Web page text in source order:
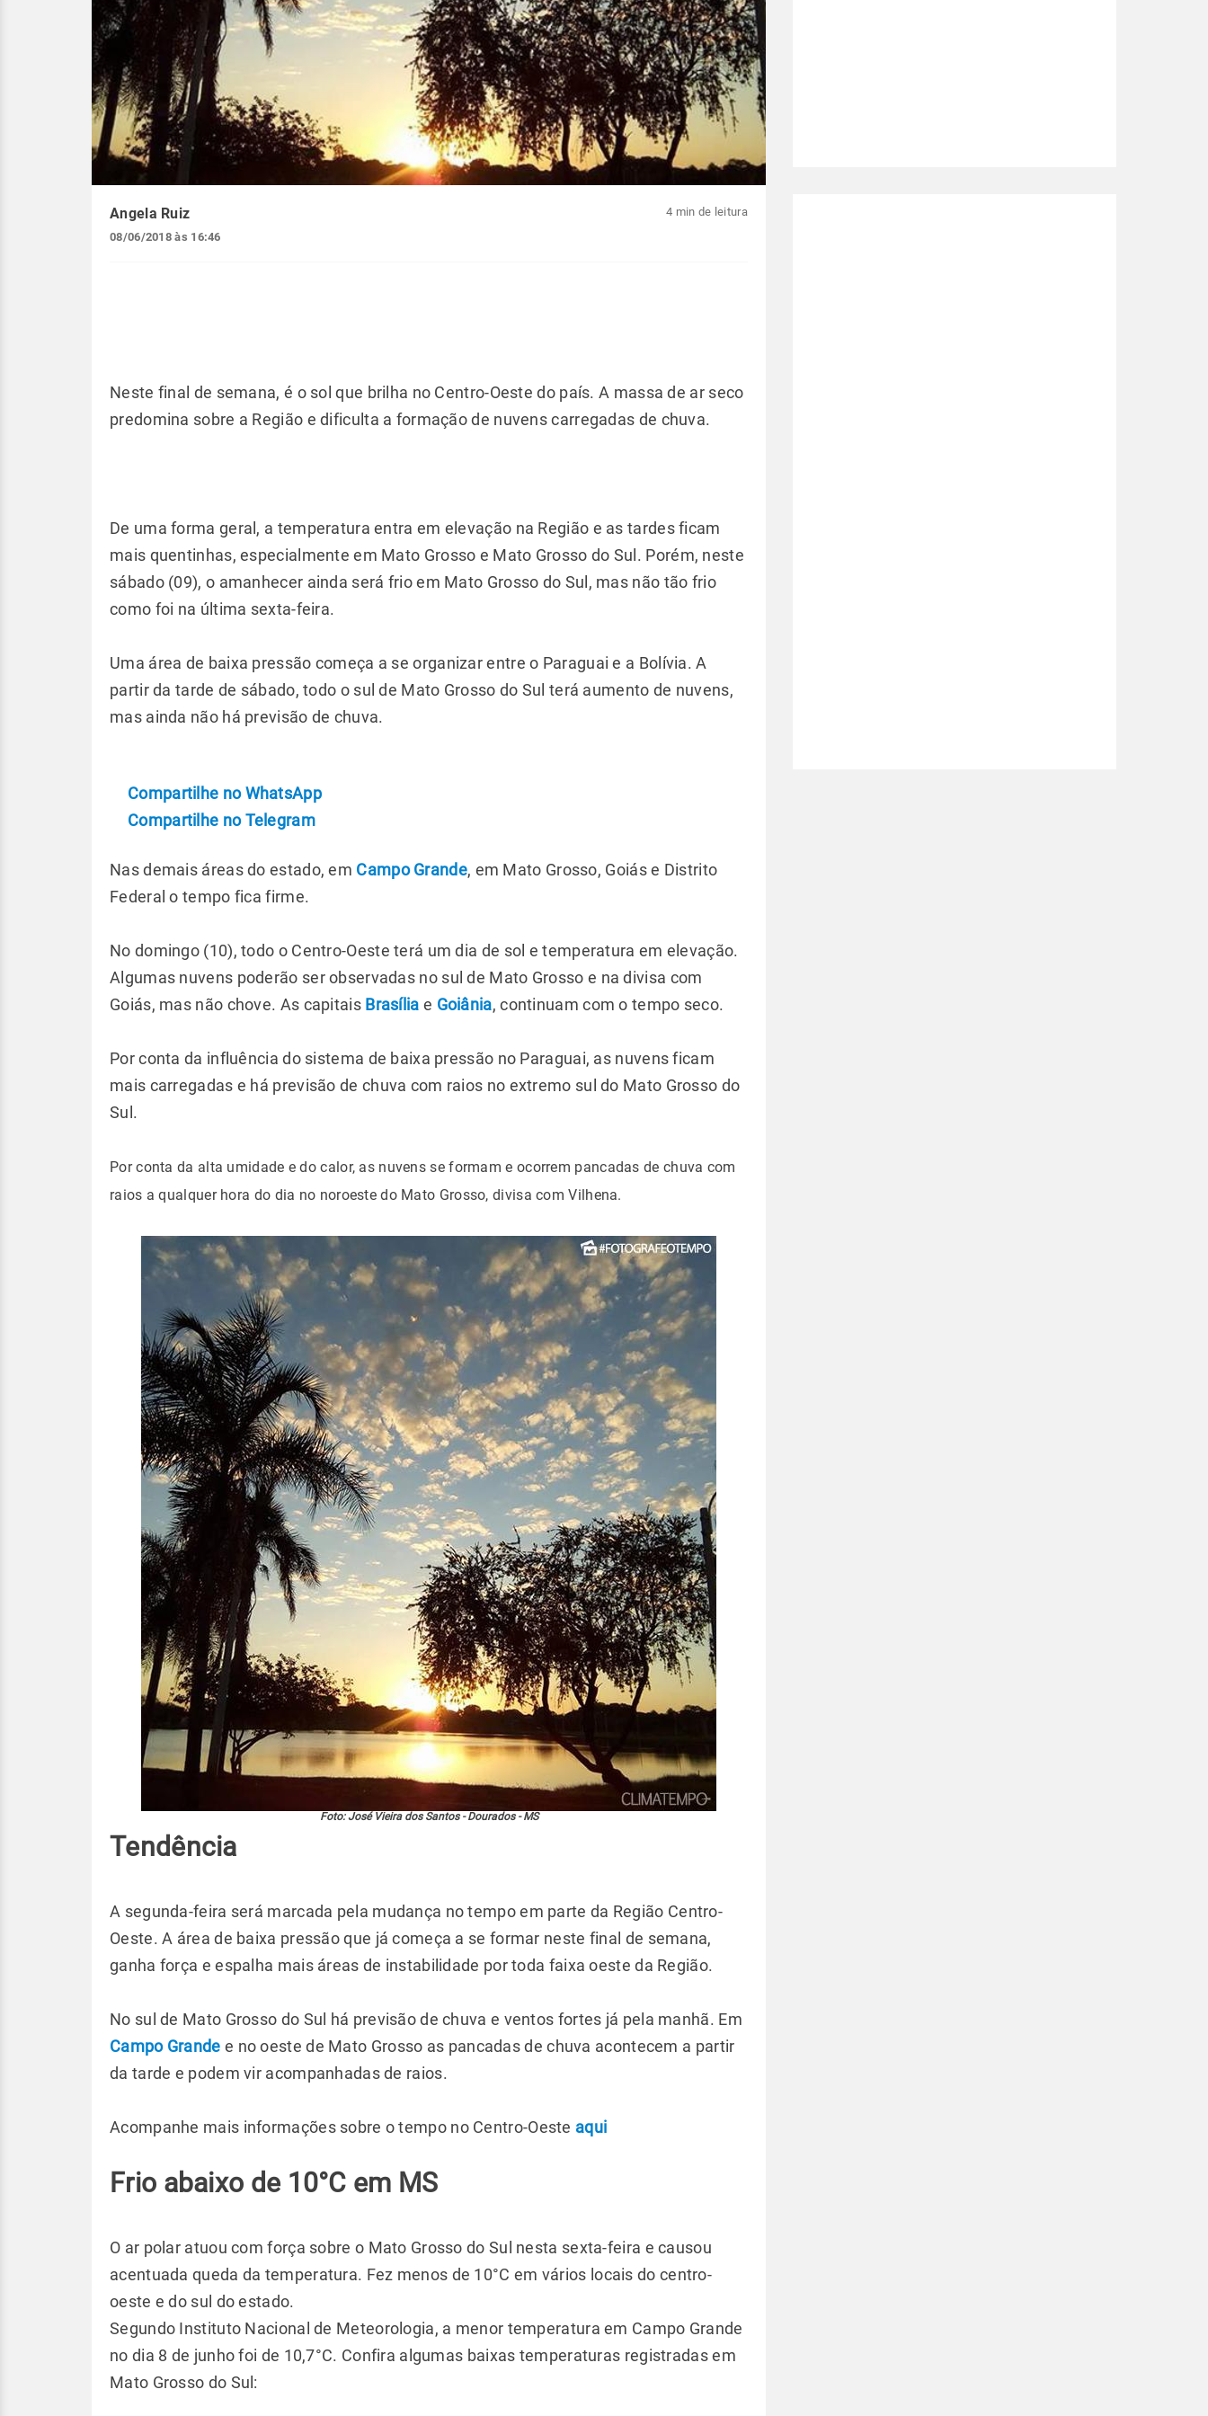
Angela Ruiz
08/06/2018 às 16:46
4 min de leitura
Neste final de semana, é o sol que brilha no Centro-Oeste do país. A massa de ar seco
predomina sobre a Região e dificulta a formação de nuvens carregadas de chuva.
De uma forma geral, a temperatura entra em elevação na Região e as tardes ficam
mais quentinhas, especialmente em Mato Grosso e Mato Grosso do Sul. Porém, neste
sábado (09), o amanhecer ainda será frio em Mato Grosso do Sul, mas não tão frio
como foi na última sexta-feira.
Uma área de baixa pressão começa a se organizar entre o Paraguai e a Bolívia. A
partir da tarde de sábado, todo o sul de Mato Grosso do Sul terá aumento de nuvens,
mas ainda não há previsão de chuva.
Compartilhe no WhatsApp
Compartilhe no Telegram
Nas demais áreas do estado, em Campo Grande, em Mato Grosso, Goiás e Distrito
Federal o tempo fica firme.
No domingo (10), todo o Centro-Oeste terá um dia de sol e temperatura em elevação.
Algumas nuvens poderão ser observadas no sul de Mato Grosso e na divisa com
Goiás, mas não chove. As capitais Brasília e Goiânia, continuam com o tempo seco.
Por conta da influência do sistema de baixa pressão no Paraguai, as nuvens ficam
mais carregadas e há previsão de chuva com raios no extremo sul do Mato Grosso do
Sul.
Por conta da alta umidade e do calor, as nuvens se formam e ocorrem pancadas de chuva com
raios a qualquer hora do dia no noroeste do Mato Grosso, divisa com Vilhena.
Foto: José Vieira dos Santos - Dourados - MS
Tendência
A segunda-feira será marcada pela mudança no tempo em parte da Região Centro-
Oeste. A área de baixa pressão que já começa a se formar neste final de semana,
ganha força e espalha mais áreas de instabilidade por toda faixa oeste da Região.
No sul de Mato Grosso do Sul há previsão de chuva e ventos fortes já pela manhã. Em
Campo Grande e no oeste de Mato Grosso as pancadas de chuva acontecem a partir
da tarde e podem vir acompanhadas de raios.
Acompanhe mais informações sobre o tempo no Centro-Oeste aqui
Frio abaixo de 10°C em MS
O ar polar atuou com força sobre o Mato Grosso do Sul nesta sexta-feira e causou
acentuada queda da temperatura. Fez menos de 10°C em vários locais do centro-
oeste e do sul do estado.
Segundo Instituto Nacional de Meteorologia, a menor temperatura em Campo Grande
no dia 8 de junho foi de 10,7°C. Confira algumas baixas temperaturas registradas em
Mato Grosso do Sul: